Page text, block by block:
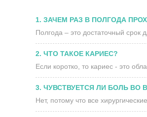
1. ЗАЧЕМ РАЗ В ПОЛГОДА
Полгода – это достаточный срок
2. ЧТО ТАКОЕ КАРИЕС?
Если коротко, то кариес - это
3. ЧУВСТВУЕТСЯ ЛИ БОЛЬ ВО
Нет, потому что все